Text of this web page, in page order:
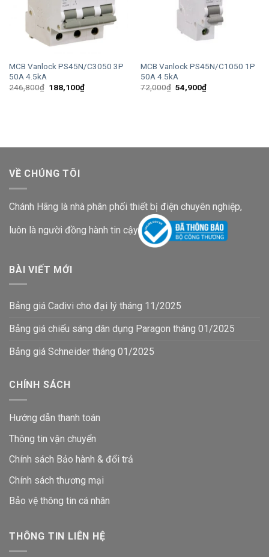
MCB Vanlock PS45N/C3050 3P
50A 4.5kA
246,800₫ Giá
188,100₫Giá
hiện
MCB Vanlock PS45N/C1050 1P
50A 4.5kA
72,000₫ Giá
gốc
54,900₫Giá
hiện
VỀ CHÚNG TÔI
Chánh Hãng là nhà phân phối thiết bị điện chuyên nghiệp,
luôn là người đồng hành tin cậy
BÀI VIẾT MỚI
Bảng giá Cadivi cho đại lý tháng 11/2025
Bảng giá chiếu sáng dân dụng Paragon tháng 01/2025
Bảng giá Schneider tháng 01/2025
CHÍNH SÁCH
Hướng dẫn thanh toán
Thông tin vận chuyển
Chính sách Bảo hành & đổi trả
Chính sách thương mại
Bảo vệ thông tin cá nhân
THÔNG TIN LIÊN HỆ